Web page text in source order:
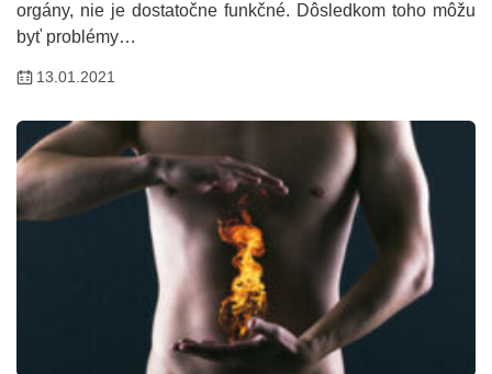
orgány, nie je dostatočne funkčné. Dôsledkom toho môžu
byť problémy…
13.01.2021